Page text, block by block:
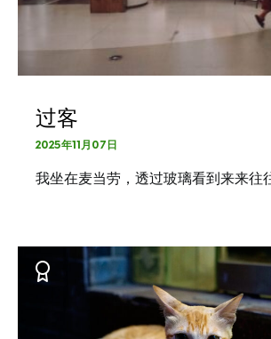
过客
2025年11月07日
我坐在麦当劳，透过玻璃看到来来往